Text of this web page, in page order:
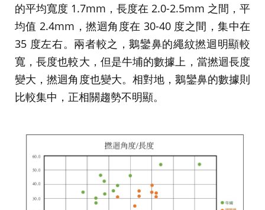
的平均寬度 1.7mm，長度在 2.0-2.5mm 之間，平
均值 2.4mm，撚迴角度在 30-40 度之間，集中在
35 度左右。兩者較之，鵝鑾鼻的繩紋撚迴明顯較
寬，長度也較大，但是牛埔的數據上，當撚迴長度
變大，撚迴角度也變大。相對地，鵝鑾鼻的數據則
比較集中，正相關趨勢不明顯。